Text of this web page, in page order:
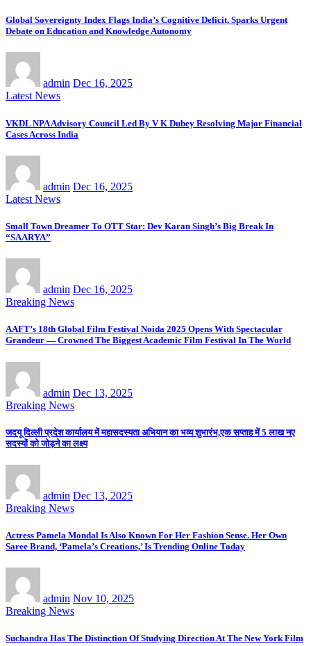
Global Sovereignty Index Flags India’s Cognitive Deficit, Sparks Urgent
Debate on Education and Knowledge Autonomy
admin Dec 16, 2025
Latest News
VKDL NPA Advisory Council Led By V K Dubey Resolving Major Financial
Cases Across India
admin Dec 16, 2025
Latest News
Small Town Dreamer To OTT Star: Dev Karan Singh’s Big Break In
“SAARYA”
admin Dec 16, 2025
Breaking News
AAFT’s 18th Global Film Festival Noida 2025 Opens With Spectacular
Grandeur — Crowned The Biggest Academic Film Festival In The World
admin Dec 13, 2025
Breaking News
जदयू दिल्ली प्रदेश कार्यालय में महासदस्यता अभियान का भव्य शुभारंभ,एक सप्ताह में 5 लाख नए
सदस्यों को जोड़ने का लक्ष्य
admin Dec 13, 2025
Breaking News
Actress Pamela Mondal Is Also Known For Her Fashion Sense. Her Own
Saree Brand, ‘Pamela’s Creations,’ Is Trending Online Today
admin Nov 10, 2025
Breaking News
Suchandra Has The Distinction Of Studying Direction At The New York Film